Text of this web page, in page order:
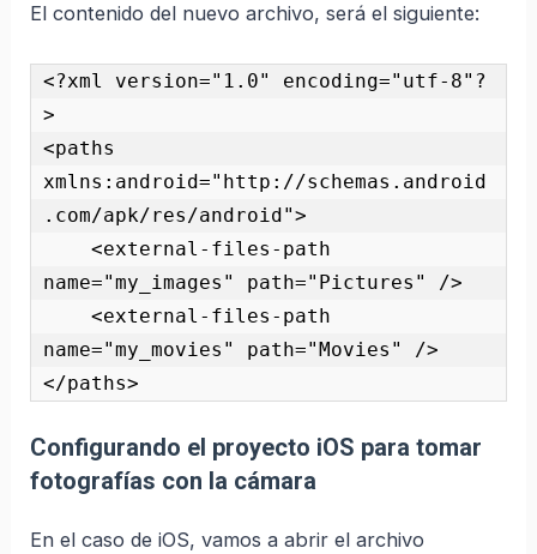
El contenido del nuevo archivo, será el siguiente:
<?xml version="1.0" encoding="utf-8"?
>
<paths
xmlns:android="http://schemas.android
.com/apk/res/android">
    <external-files-path
name="my_images" path="Pictures" />
    <external-files-path
name="my_movies" path="Movies" />
</paths>
Configurando el proyecto iOS para tomar
fotografías con la cámara​
En el caso de iOS, vamos a abrir el archivo